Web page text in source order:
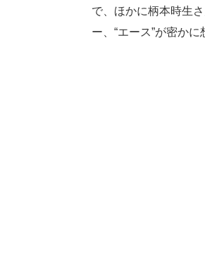
で、ほかに柄本時生
ー、“エース”が密か